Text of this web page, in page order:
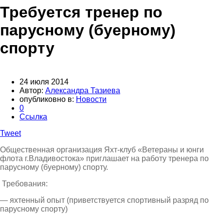
Требуется тренер по
парусному (буерному)
спорту
24 июля 2014
Автор: Александра Тазиева
опубликовно в: Новости
0
Ссылка
Tweet
Общественная организация Яхт-клуб «Ветераны и юнги
флота г.Владивостока» приглашает на работу тренера по
парусному (буерному) спорту.
Требования:
— яхтенный опыт (приветствуется спортивный разряд по
парусному спорту)